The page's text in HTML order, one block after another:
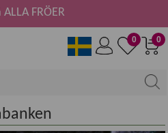
0
0
FRÖER